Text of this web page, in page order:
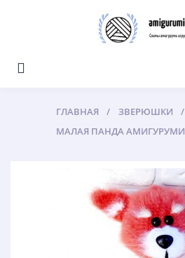
ГЛАВНАЯ ЗВЕРЮШКИ
МАЛАЯ ПАНДА АМИГУРУМИ